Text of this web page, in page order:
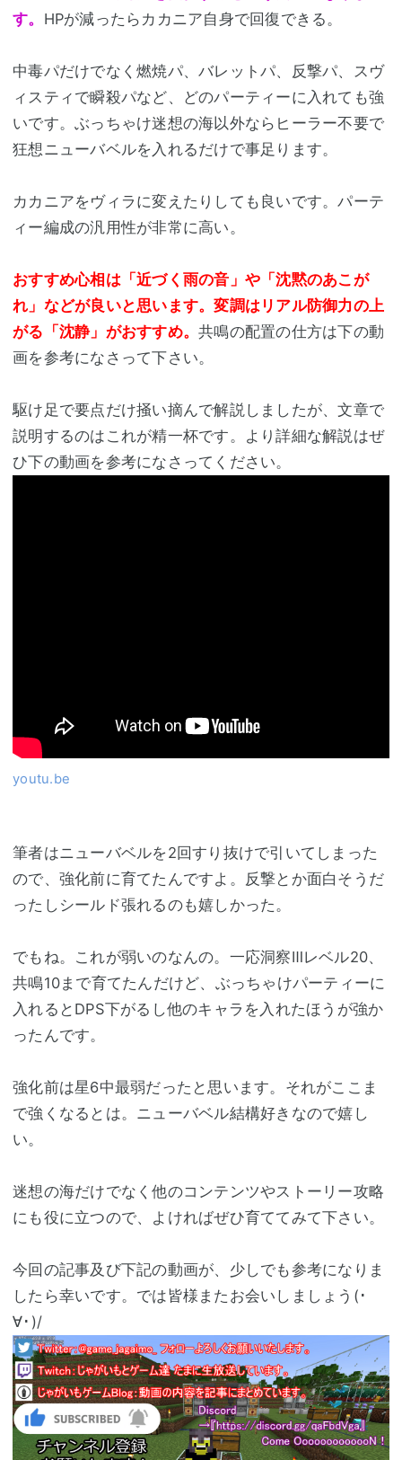
す。 HPが減ったらカカニア自身で回復できる。
中毒パだけでなく燃焼パ、バレットパ、反撃パ、スヴ
ィスティで瞬殺パなど、どのパーティーに入れても強
いです。ぶっちゃけ迷想の海以外ならヒーラー不要で
狂想ニューバベルを入れるだけで事足ります。
カカニアをヴィラに変えたりしても良いです。パーテ
ィー編成の汎用性が非常に高い。
おすすめ心相は「近づく雨の音」や「沈黙のあこが
れ」などが良いと思います。変調はリアル防御力の上
がる「沈静」がおすすめ。 共鳴の配置の仕方は下の動
画を参考になさって下さい。
駆け足で要点だけ掻い摘んで解説しましたが、文章で
説明するのはこれが精一杯です。より詳細な解説はぜ
ひ下の動画を参考になさってください。
youtu.be
筆者はニューバベルを2回すり抜けで引いてしまった
ので、強化前に育てたんですよ。反撃とか面白そうだ
ったしシールド張れるのも嬉しかった。
でもね。これが弱いのなんの。一応洞察Ⅲレベル20、
共鳴10まで育てたんだけど、ぶっちゃけパーティーに
入れるとDPS下がるし他のキャラを入れたほうが強か
ったんです。
強化前は星6中最弱だったと思います。それがここま
で強くなるとは。ニューバベル結構好きなので嬉し
い。
迷想の海だけでなく他のコンテンツやストーリー攻略
にも役に立つので、よければぜひ育ててみて下さい。
今回の記事及び下記の動画が、少しでも参考になりま
したら幸いです。では皆様またお会いしましょう(･
∀･)/